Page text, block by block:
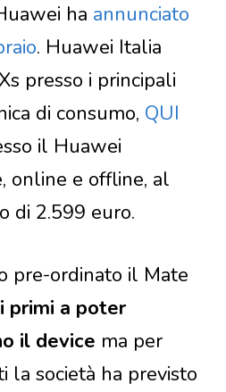
ha annunciato
. Huawei Italia
presso i principali
di consumo, QUI
il Huawei
online e offline, al
di 2.599 euro.
pre-ordinato il Mate
i primi a poter
il device ma per
la società ha previsto